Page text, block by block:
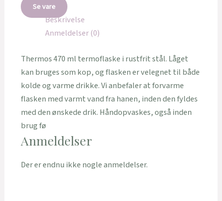
Se vare
Beskrivelse
Anmeldelser (0)
Thermos 470 ml termoflaske i rustfrit stål. Låget
kan bruges som kop, og flasken er velegnet til både
kolde og varme drikke. Vi anbefaler at forvarme
flasken med varmt vand fra hanen, inden den fyldes
med den ønskede drik. Håndopvaskes, også inden
brug fø
Anmeldelser
Der er endnu ikke nogle anmeldelser.